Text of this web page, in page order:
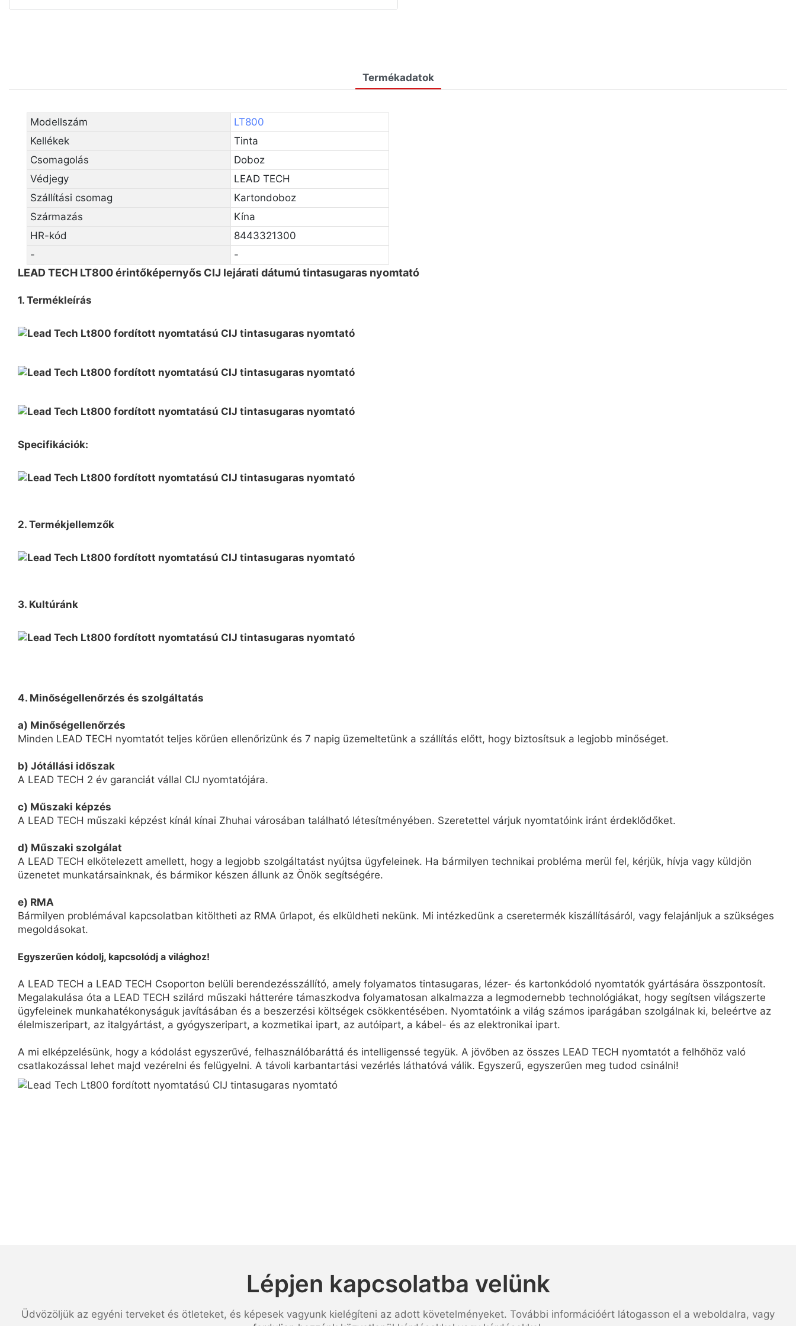
Termékadatok
Modellszám
LT800
Kellékek
Tinta
Csomagolás
Doboz
Védjegy
LEAD TECH
Szállítási csomag
Kartondoboz
Származás
Kína
HR-kód
8443321300
-
-
LEAD TECH LT800 érintőképernyős CIJ lejárati dátumú tintasugaras nyomtató
1. Termékleírás
Specifikációk:
2. Termékjellemzők
3. Kultúránk
4. Minőségellenőrzés és szolgáltatás
a) Minőségellenőrzés
Minden LEAD TECH nyomtatót teljes körűen ellenőrizünk és 7 napig üzemeltetünk a szállítás előtt, hogy biztosítsuk a legjobb minőséget.
b) Jótállási időszak
A LEAD TECH 2 év garanciát vállal CIJ nyomtatójára.
c) Műszaki képzés
A LEAD TECH műszaki képzést kínál kínai Zhuhai városában található létesítményében. Szeretettel várjuk nyomtatóink iránt érdeklődőket.
d) Műszaki szolgálat
A LEAD TECH elkötelezett amellett, hogy a legjobb szolgáltatást nyújtsa ügyfeleinek. Ha bármilyen technikai probléma merül fel, kérjük, hívja vagy küldjön
üzenetet munkatársainknak, és bármikor készen állunk az Önök segítségére.
e) RMA
Bármilyen problémával kapcsolatban kitöltheti az RMA űrlapot, és elküldheti nekünk. Mi intézkedünk a cseretermék kiszállításáról, vagy felajánljuk a szükséges
megoldásokat.
Egyszerűen kódolj, kapcsolódj a világhoz!
A LEAD TECH a LEAD TECH Csoporton belüli berendezésszállító, amely folyamatos tintasugaras, lézer- és kartonkódoló nyomtatók gyártására összpontosít.
Megalakulása óta a LEAD TECH szilárd műszaki hátterére támaszkodva folyamatosan alkalmazza a legmodernebb technológiákat, hogy segítsen világszerte
ügyfeleinek munkahatékonyságuk javításában és a beszerzési költségek csökkentésében. Nyomtatóink a világ számos iparágában szolgálnak ki, beleértve az
élelmiszeripart, az italgyártást, a gyógyszeripart, a kozmetikai ipart, az autóipart, a kábel- és az elektronikai ipart.
A mi elképzelésünk, hogy a kódolást egyszerűvé, felhasználóbaráttá és intelligenssé tegyük. A jövőben az összes LEAD TECH nyomtatót a felhőhöz való
csatlakozással lehet majd vezérelni és felügyelni. A távoli karbantartási vezérlés láthatóvá válik. Egyszerű, egyszerűen meg tudod csinálni!
Lépjen kapcsolatba velünk
Üdvözöljük az egyéni terveket és ötleteket, és képesek vagyunk kielégíteni az adott követelményeket. További információért látogasson el a weboldalra, vagy